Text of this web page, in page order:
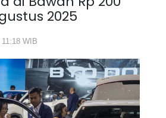
2025
WIB